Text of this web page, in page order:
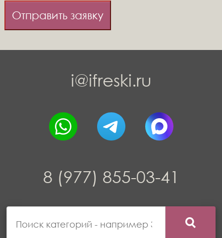
Отправить заявку
i@ifreski.ru
8 (977) 855-03-41